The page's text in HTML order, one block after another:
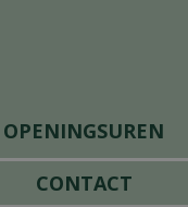
OPENINGSUREN
CONTACT